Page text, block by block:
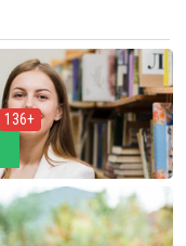
136+